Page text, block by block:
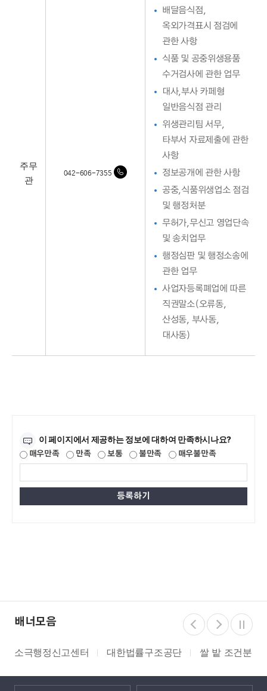
주무
관
042-606-7355
배달음식점,
옥외가격표시 점검에
관한 사항
식품 및 공중위생용품
수거검사에 관한 업무
대사,부사 카페형
일반음식점 관리
위생관리팀 서무,
타부서 자료제출에 관한
사항
정보공개에 관한 사항
공중,식품위생업소 점검
및 행정처분
무허가,무신고 영업단속
및 송치업무
행정심판 및 행정소송에
관한 업무
사업자등록폐업에 따른
직권말소(오류동,
산성동, 부사동,
대사동)
이 페이지에서 제공하는 정보에 대하여 만족하시나요?
매우만족 만족 보통 불만족 매우불만족
배너모음
소극행정신고센터 대한법률구조공단 쌀 밭 조건분리